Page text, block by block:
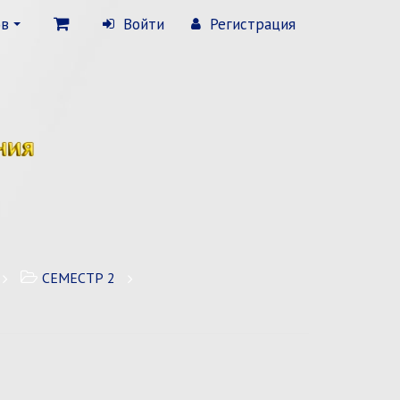
Войти Регистрация
СЕМЕСТР 2